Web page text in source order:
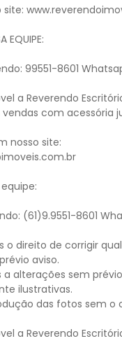
site:
EQUIPE:
99551-8601
a Reverendo
com acessória
nosso site:
(61)9.9551-8601
o direito de corrigir
aviso.
a alterações sem
ilustrativas.
das fotos sem
a Reverendo